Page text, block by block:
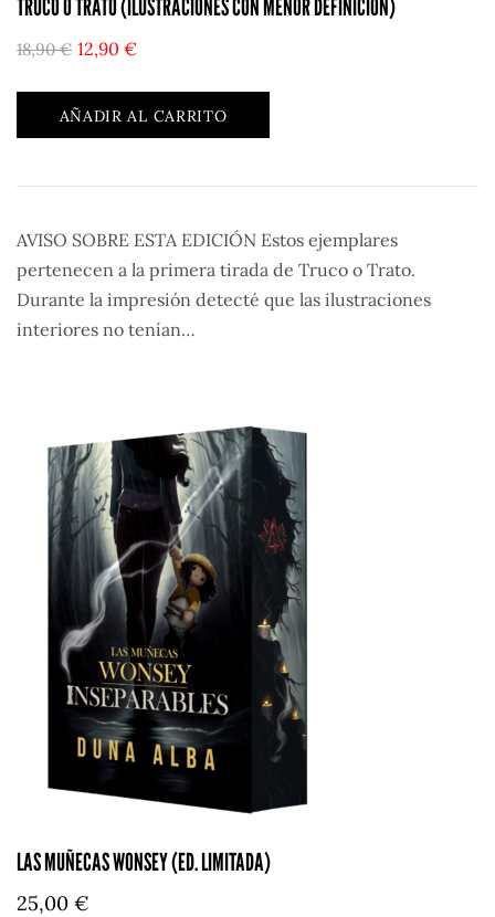
TRUCO O TRATO (ILUSTRACIONES CON MENOR DEFINICIÓN)
18,90€ 12,90 €
AÑADIR AL CARRITO
AVISO SOBRE ESTA EDICIÓN Estos ejemplares
pertenecen a la primera tirada de Truco o Trato.
Durante la impresión detecté que las ilustraciones
interiores no tenían…
LAS MUÑECAS WONSEY (ED. LIMITADA)
25,00 €